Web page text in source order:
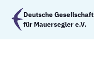
Zum Hauptinhalt springen
Deutsche Gesellschaft
für Mauersegler e.V.